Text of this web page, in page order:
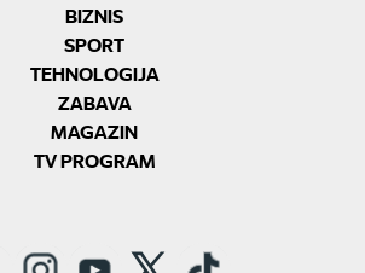
BIZNIS
SPORT
TEHNOLOGIJA
ZABAVA
MAGAZIN
TV PROGRAM